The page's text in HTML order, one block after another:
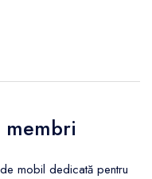
mobil dedicată pentru